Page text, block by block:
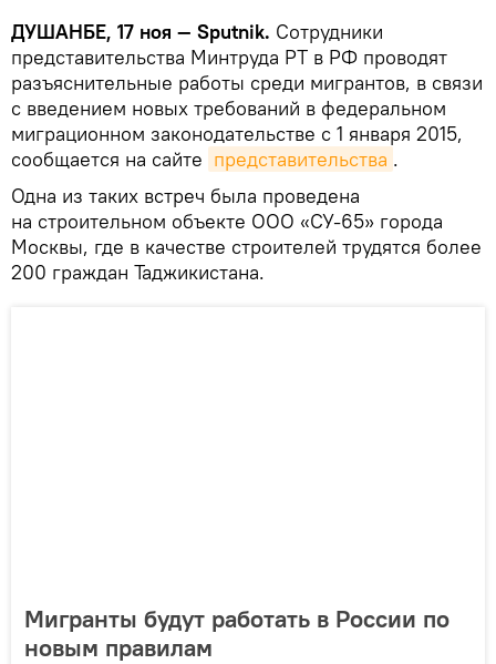
ДУШАНБЕ, 17 ноя — Sputnik. Сотрудники
представительства Минтруда РТ в РФ проводят
разъяснительные работы среди мигрантов, в связи
с введением новых требований в федеральном
миграционном законодательстве с 1 января 2015,
сообщается на сайте представительства .
Одна из таких встреч была проведена
на строительном объекте ООО «СУ-65» города
Москвы, где в качестве строителей трудятся более
200 граждан Таджикистана.
Мигранты будут работать в России по
новым правилам